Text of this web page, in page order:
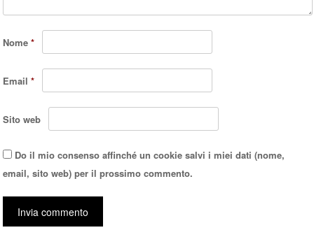
Nome*
Email*
Sito web
Do il mio consenso affinché un cookie salvi i miei dati (nome,
email, sito web) per il prossimo commento.